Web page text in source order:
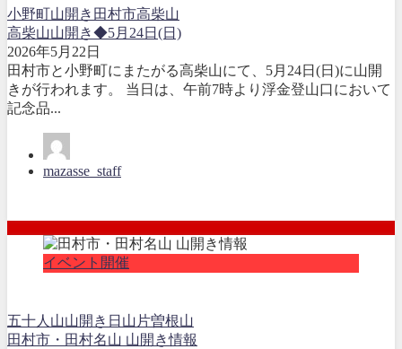
小野町山開き 田村市高柴山
高柴山山開き◆5月24日(日)
2026年5月22日
田村市と小野町にまたがる高柴山にて、5月24日(日)に山開
きが行われます。 当日は、午前7時より浮金登山口において
記念品...
mazasse_staff
イベント開催
五十人山山開き 日山 片曽根山
田村市・田村名山 山開き情報